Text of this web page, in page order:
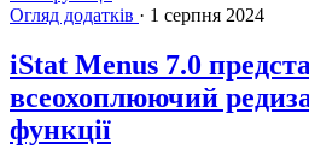
Огляд додатків · 1 серпня 2024
iStat Menus 7.0
всеохоплюючий
функції